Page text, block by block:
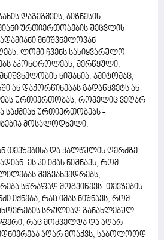
დაგეგმვის, ბიზნესის
ურთიერთობების შეცვლის
მნიშვნელოვან
ლომი ჩვენს სასიყვარულო
აკონტროლებს, მერწყული,
ნიშანია. ამიტომაც,
ან დაქორწინებას გადაწყვეტს ან
ურთიერთობას, რომელიც ვეღარ
საქმიან ურთიერთობებს -
მოსალოდნელი.
თევზებისა და ქალწულის ღერძზე
ეს კი იმას ნიშნავს, რომ
შეგვახვედრებს,
სწრაფად მოგვიწევს. თევზების
იქნება, რაც იმას ნიშნავს, რომ
სრულიად განახლებულ
რაც მოძველდა და აღარ
აღარ მოაქვს, საბოლოოდ